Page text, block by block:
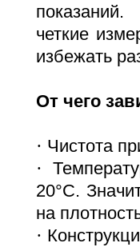
четкие
избежать
От чего
· Чистота
·
20°С.
на
·